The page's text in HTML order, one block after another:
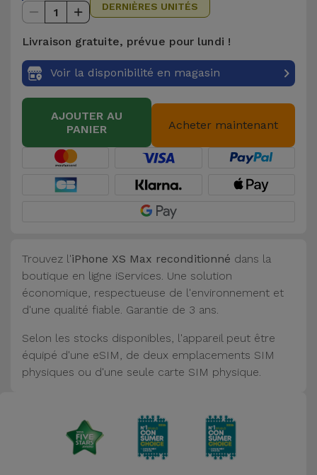
Accessoires
Kids
tout
1 DERNIÈRES UNITÉS
Livraison gratuite, prévue pour lundi !
Voir la disponibilité en magasin
AJOUTER AU
PANIER
Acheter maintenant
Trouvez l'iPhone XS Max reconditionné dans la
boutique en ligne iServices. Une solution
économique, respectueuse de l'environnement et
d'une qualité fiable. Garantie de 3 ans.
Selon les stocks disponibles, l'appareil peut être
équipé d'une eSIM, de deux emplacements SIM
physiques ou d'une seule carte SIM physique.